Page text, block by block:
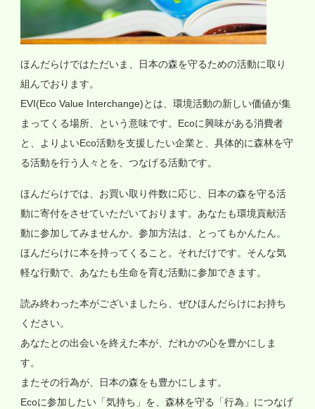
ほんだらけではただいま、日本の森を守るための活動に取り
組んでおります。
EVI(Eco Value Interchange)とは、環境活動の新しい価値が集
まってくる場所、という意味です。Ecoに興味がある消費者
と、よりよいEco活動を支援したい企業と、具体的に森林を守
る活動を行う人々とを、つなげる活動です。
ほんだらけでは、お買い取り件数に応じ、日本の森を守る活
動に寄付をさせていただいております。あなたも環境貢献活
動に参加してみませんか。参加方法は、とってもかんたん。
ほんだらけに本を持ってくること。それだけです。そんな気
軽な行動で、あなたも生命を育む活動に参加できます。
読み終わった本がございましたら、ぜひほんだらけにお持ち
ください。
あなたとの出会いを終えた本が、だれかの心を豊かにしま
す。
またその行為が、日本の森をも豊かにします。
Ecoに参加したい「気持ち」を、森林を守る「行為」につなげ